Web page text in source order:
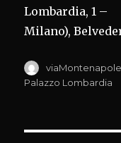
Lombardia, 1 –
Milano),
Autore
Palazzo Lombardia